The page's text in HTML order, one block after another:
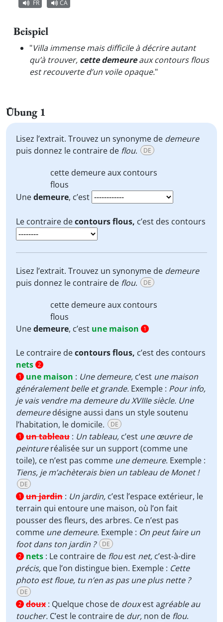
FR
CA
Beispiel
"Villa immense mais difficile à décrire autant
qu’à trouver, cette demeureaux contours flous
est recouverte d’un voile opaque."
Übung 1
Lisez l’extrait. Trouvez un synonyme de demeure
puis donnez le contraire de flou. DE
cette demeureaux contours
flous
Unedemeure, c’est
Le contraire decontours flous, c’est des contours
Lisez l’extrait. Trouvez un synonyme de demeure
puis donnez le contraire de flou. DE
cette demeureaux contours
flous
Unedemeure, c’est une maison 1
Le contraire decontours flous, c’est des contours
nets 2
1
une maison : Une demeure, c’est une maison
généralement belle et grande. Exemple : Pour info,
je vais vendre ma demeure du XVIIIe siècle. Une
demeuredésigne aussi dans un style soutenu
l’habitation, le domicile.
DE
1 un tableau : Un tableau, c’est une œuvre de
peintureréalisée sur un support (comme une
toile), ce n’est pas comme une demeure. Exemple :
Tiens, je m’achèterais bien un tableau de Monet !
DE
1 un jardin : Un jardin, c’est l’espace extérieur, le
terrain qui entoure une maison, où l’on fait
pousser des fleurs, des arbres. Ce n’est pas
comme une demeure. Exemple : On peut faire un
foot dans ton jardin ?
DE
2 nets : Le contraire de flouest net, c’est-à-dire
précis, que l’on distingue bien. Exemple : Cette
photo est floue, tu n’en as pas une plus nette ?
DE
2 doux : Quelque chose de douxest agréable au
toucher. C’est le contraire de dur, non de flou.